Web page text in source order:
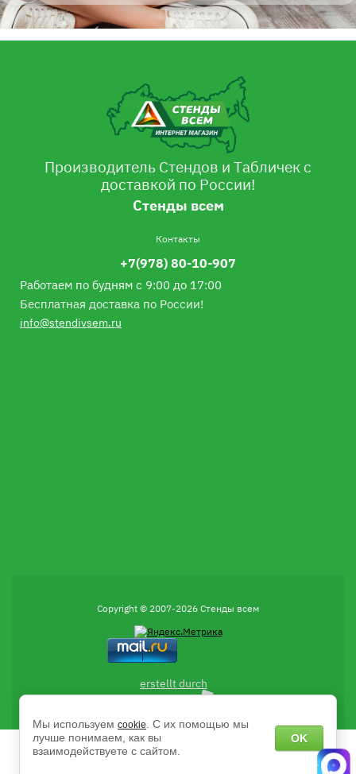
Производитель Стендов и Табличек с
доставкой по России!
Стенды всем
Контакты
+7(978) 80-10-907
Работаем по будням с 9:00 до 17:00
Бесплатная доставка по России!
info@stendivsem.ru
Copyright © 2007-2026 Стенды всем
erstellt durch
Мы используем cookie
. С их помощью мы
лучше понимаем, как вы
взаимодействуете с сайтом.
OK